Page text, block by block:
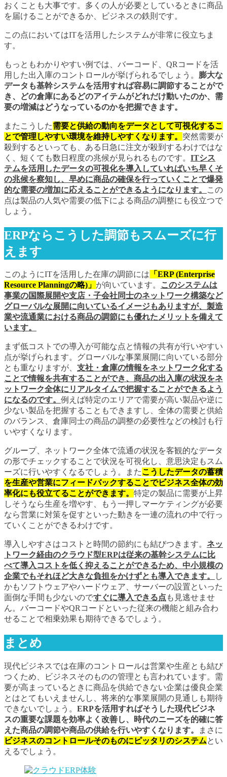
おくことも大事です。多くの人が必要としているときに商品
を届けることができるか、ビジネスの鉄則です。
この点においてはITを活用したシステムが非常に役立ちま
す。
もっともわかりやすい例では、バーコード、QRコードを活
用した出入庫のコントロールが挙げられるでしょう。 膨大な
データも基幹システムを活用すれば容易に調節することがで
き、どの倉庫にあるどのアイテムがどれだけ動いたのか、需
要の増減はどうなっているのかを把握できます。
またこうした需要と供給の動向をデータとして可視化するこ
とで管理しやすい環境を維持しやすくなります。 突然需要が
殺到するといっても、ある日急に注文が殺到するわけではな
く、短くても数日程度の兆候が見られるものです。 ITシス
テムを活用したデータの可視化を導入していればいち早くそ
の兆候を察知し、早めに商品の確保を行っていくことで爆発
的な需要の増加に応えることができるようになります。
この
点は製品の人気や需要の低下による商品の調整にも役立つで
しょう。
ERPならこうした調節もスムーズに行
えます
このようにITを活用した在庫の調節には 「ERP (Enterprise
Resource Planningの略)」 が向いています。
このシステムは
事業の国際展開や支店・子会社同士のネットワーク構築など
グローバルな展開に向いているイメージもありますが、製造
業や流通業における商品の調節にも優れたメリットを備えて
います。
まず低コストでの導入が可能な点と情報の共有が行いやすい
点が挙げられます。グローバルな事業展開に向いている部分
とも重なりますが、 支社・倉庫の情報をネットワーク化する
ことで情報を共有することができ、商品の出入庫の状況をネ
ットワーク全体にリアルタイムで把握することができるよう
になるのです。 例えば特定のエリアで需要が高い製品や逆に
少ない製品を把握することもできますし、全体の需要と供給
のバランス、倉庫同士の商品の調整の必要性などの検討も行
いやすくなります。
グループ、ネットワーク全体で流通の状況を客観的なデータ
の形でチェックすることで状況を可視化し、意思決定もスム
ーズに行いやすくなるでしょう。またこうしたデータの蓄積
を生産や営業にフィードバックすることでビジネス全体の効
率化にも役立てることができます。 特定の製品に需要が上昇
しそうなら生産を増やす、もう一押しマーケティングが必要
なら営業に対策を促すといった動きを一連の流れの中で行っ
ていくことができるわけです。
導入しやすさはコストと時間の節約にも結びつきます。 ネッ
トワーク経由のクラウド型ERPは従来の基幹システムに比
べて導入コストを低く抑えることができるため、中小規模の
企業でもそれほど大きな負担をかけずとも導入できます。
し
かもソフトウェアやハードウェア、サーバーの設置といった
面倒な手間も少ないのですぐに導入できる点 も見逃せませ
ん。バーコードやQRコードといった従来の機能と組み合わ
せることで相乗効果も期待できるでしょう。
まとめ
現代ビジネスでは在庫のコントロールは営業や生産とも結び
つくため、ビジネスそのものの管理とも言われています。需
要が高まっているときに商品を供給できない企業は優良企業
とはとてもいえませんし、将来的な事業展開の見通しも期待
できないでしょう。 ERPを活用すればそうした現代ビジネ
スの重要な課題を効率よく改善し、時代のニーズを的確に答
えた商品の調節や商品の供給を行いやすくなります。
まさに
ビジネスのコントロールそのものにピッタリのシステムとい
えるでしょう。